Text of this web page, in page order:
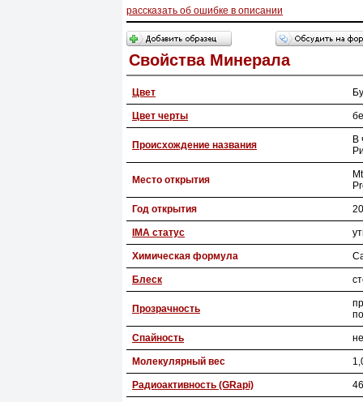
рассказать об ошибке в описании
Свойства Минерала
Цвет
Цвет черты
Происхождение названия
В
Место открытия
Год открытия
IMA статус
Химическая формула
Блеск
Прозрачность
Спайность
Молекулярный вес
Радиоактивность (GRapi)